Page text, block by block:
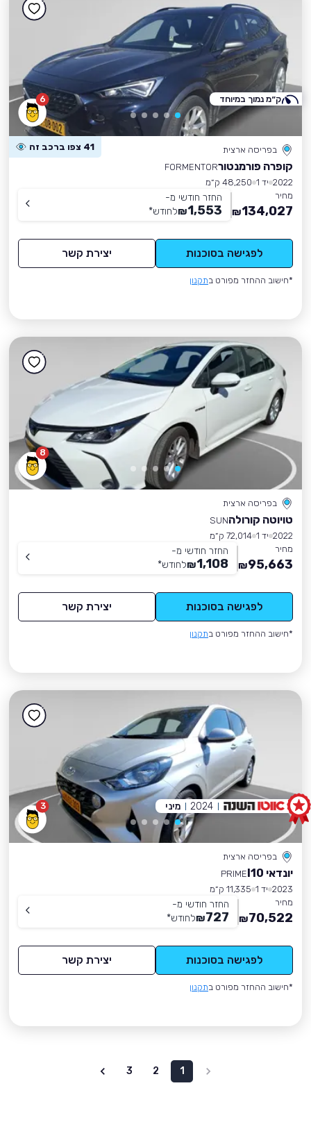
6
בפריסה ארצית 41 צפו ברכב זה
קופרה פורמנטורFORMENTOR
2022 יד 1
48,250 ק״מ
מחיר
134,027
₪
החזר חודשי מ-
1,553
₪לחודש*
לפגישה בסוכנות יצירת קשר
*חישוב ההחזר מפורט בתקנון
ק״מ נמוך במיוחד
8
בפריסה ארצית
טויוטה קורולהSUN
2022 יד 1
72,014 ק״מ
מחיר
95,663
₪
החזר חודשי מ-
1,108
₪לחודש*
לפגישה בסוכנות יצירת קשר
*חישוב ההחזר מפורט בתקנון
3
בפריסה ארצית
יונדאי I10
PRIME
2023 יד 1
11,335 ק״מ
מחיר
70,522
₪
החזר חודשי מ-
727
₪לחודש*
לפגישה בסוכנות יצירת קשר
*חישוב ההחזר מפורט בתקנון
2024 מיני
1
2
3